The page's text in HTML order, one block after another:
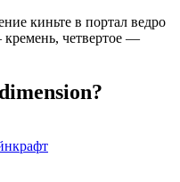
киньте в портал ведро
четвертое —